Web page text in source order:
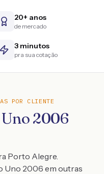
20+ anos
de mercado
3 minutos
pra sua cotação
POR CLIENTE
2006
Porto Alegre.
Uno 2006 em outras